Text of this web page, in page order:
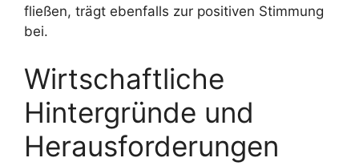
fließen, trägt ebenfalls zur positiven Stimmung
bei.
Wirtschaftliche
Hintergründe und
Herausforderungen